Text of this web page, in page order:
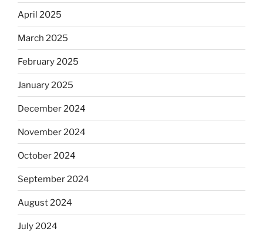
April 2025
March 2025
February 2025
January 2025
December 2024
November 2024
October 2024
September 2024
August 2024
July 2024